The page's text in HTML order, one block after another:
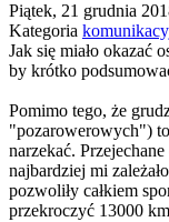
Piątek, 21 grudnia
Kategoria
Jak się miało okazać
by krótko
Pomimo tego, że
"pozarowerowych")
narzekać.
najbardziej mi
pozwoliły całkiem
przekroczyć 13000